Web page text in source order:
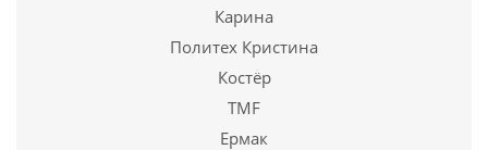
Решетка колосниковая РУ-9, 400*300 (Рубцовск)
Карина
Политех Кристина
Костёр
TMF
Ермак